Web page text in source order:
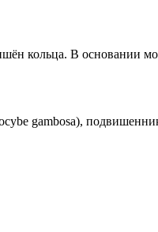
кольца. В основании
gambosa),